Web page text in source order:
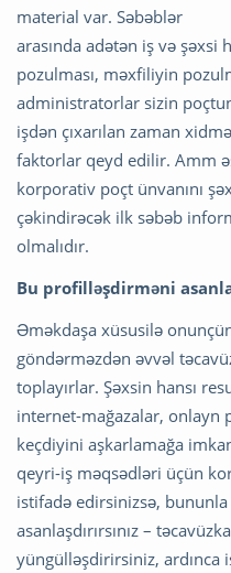
material var. Səbəblər
arasında adətən iş və şəxsi
pozulması, məxfiliyin
administratorlar sizin
işdən çıxarılan zaman
faktorlar qeyd edilir. Amm
korporativ poçt ünvanını
çəkindirəcək ilk səbəb
olmalıdır.
Bu profilləşdirməni
Əməkdaşa xüsusilə
göndərməzdən əvvəl
toplayırlar. Şəxsin hansı
internet-mağazalar, onlayn
keçdiyini aşkarlamağa
qeyri-iş məqsədləri üçün
istifadə edirsinizsə,
asanlaşdırırsınız –
yüngülləşdirirsiniz, ardınca